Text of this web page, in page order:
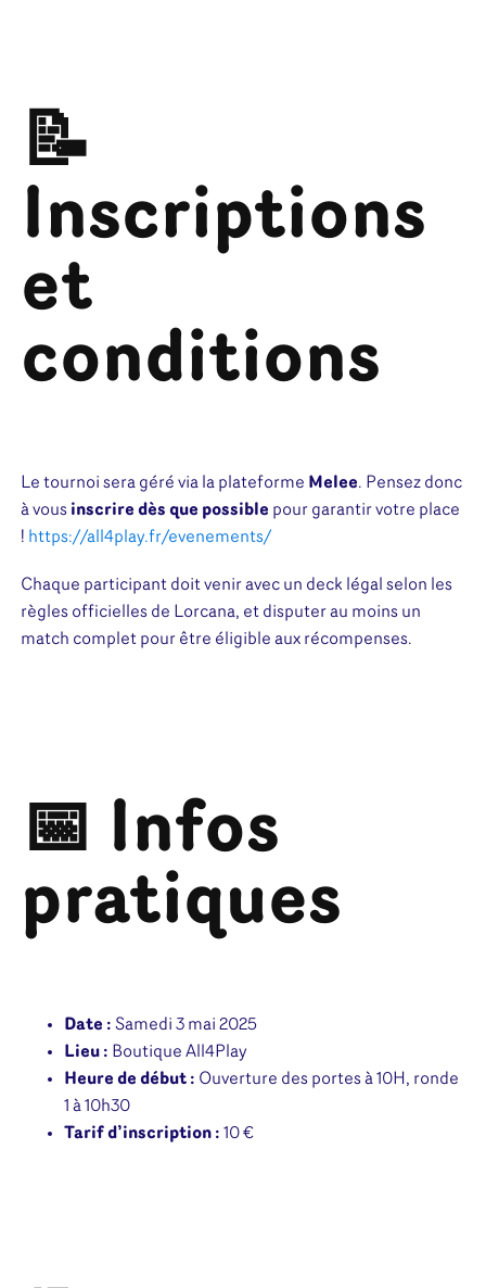
📝
Inscriptions
et
conditions
Le tournoi sera géré via la plateforme Melee. Pensez donc
à vous inscrire dès que possible pour garantir votre place
! https://all4play.fr/evenements/
Chaque participant doit venir avec un deck légal selon les
règles officielles de Lorcana, et disputer au moins un
match complet pour être éligible aux récompenses.
📅 Infos
pratiques
Date : Samedi 3 mai 2025
Lieu : Boutique All4Play
Heure de début : Ouverture des portes à 10H, ronde
1 à 10h30
Tarif d’inscription : 10 €